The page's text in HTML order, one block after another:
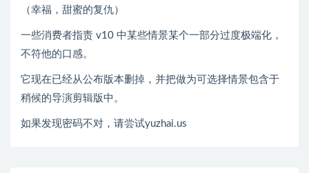
（幸福，甜蜜的复仇）
一些消费者指责 v10 中某些情景某个一部分过度极端化，
不符他的口感。
它现在已经从公布版本删掉，并把做为可选择情景包含于
稍候的导演剪辑版中。
如果发现密码不对，请尝试yuzhai.us